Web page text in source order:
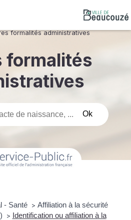
formalités administratives
formalités
- Santé > Affiliation à la sécurité
> Identification ou affiliation à la